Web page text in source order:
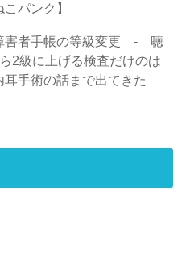
パンク】
害者手帳の等級変更 - 聴
2級に上げる検査だけのは
耳手術の話まで出てきた